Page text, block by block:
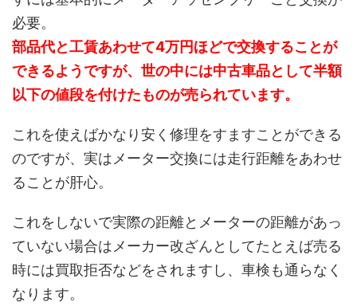
必要。
部品代と工賃あわせて4万円ほどで交換することが
できるようですが、世の中には中古車品として半額
以下の値段を付けたものが売られています。
これを使えばかなり安く修理をすますことができる
のですが、実はメーター交換には走行距離をあわせ
ることが肝心。
これをしないで実際の距離とメーターの距離があっ
ていない場合はメーカー改ざんとしてたとえば売る
時には買取拒否などをされますし、車検も通らなく
なります。